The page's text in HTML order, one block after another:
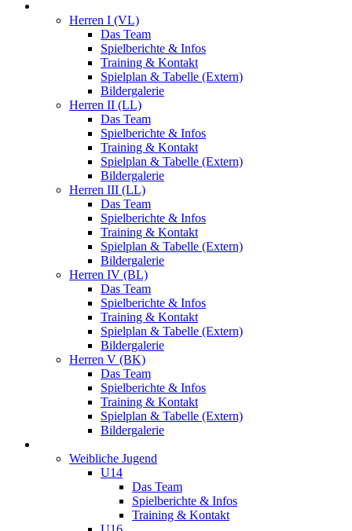
Herren I (VL)
Das Team
Spielberichte & Infos
Training & Kontakt
Spielplan & Tabelle (Extern)
Bildergalerie
Herren II (LL)
Das Team
Spielberichte & Infos
Training & Kontakt
Spielplan & Tabelle (Extern)
Bildergalerie
Herren III (LL)
Das Team
Spielberichte & Infos
Training & Kontakt
Spielplan & Tabelle (Extern)
Bildergalerie
Herren IV (BL)
Das Team
Spielberichte & Infos
Training & Kontakt
Spielplan & Tabelle (Extern)
Bildergalerie
Herren V (BK)
Das Team
Spielberichte & Infos
Training & Kontakt
Spielplan & Tabelle (Extern)
Bildergalerie
Weibliche Jugend
U14
Das Team
Spielberichte & Infos
Training & Kontakt